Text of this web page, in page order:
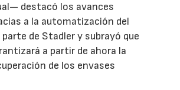
destacó los avances
a la automatización del
de Stadler y subrayó que
a partir de ahora la
de los envases